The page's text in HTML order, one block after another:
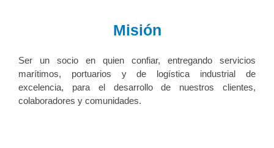
Misión
Ser un socio en quien confiar, entregando servicios
marítimos, portuarios y de logística industrial de
excelencia, para el desarrollo de nuestros clientes,
colaboradores y comunidades.